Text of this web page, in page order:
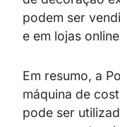
podem ser
e em lojas
Em resumo, a
máquina de
pode ser